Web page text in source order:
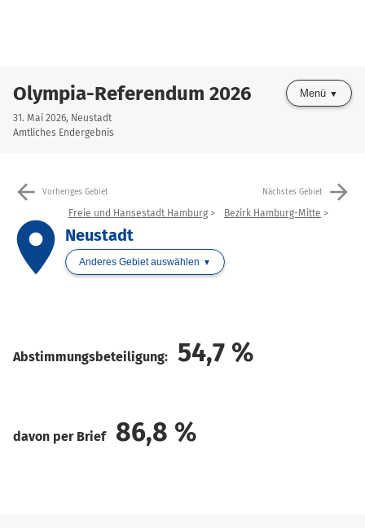
Olympia-Referendum 2026
31. Mai 2026, Neustadt
Amtliches Endergebnis
Menü
arrow_back Vorheriges Gebiet Nächstes Gebiet arrow_forward
place
Freie und Hansestadt Hamburg Bezirk Hamburg-Mitte
Neustadt
Anderes Gebiet auswählen
Abstimmungsbeteiligung: 54,7 %
davon per Brief 86,8 %